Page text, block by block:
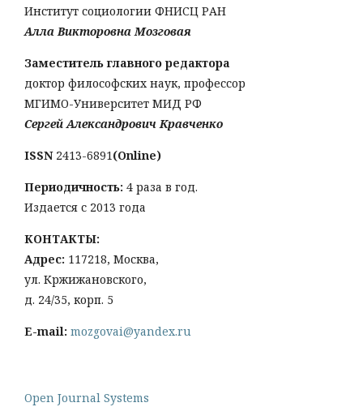
Институт социологии ФНИСЦ РАН
Алла Викторовна Мозговая
Заместитель главного редактора
доктор философских наук, профессор
МГИМО-Университет МИД РФ
Сергей Александрович Кравченко
ISSN 2413-6891(Online)
Периодичность: 4 раза в год.
Издается с 2013 года
КОНТАКТЫ:
Адрес: 117218, Москва,
ул. Кржижановского,
д. 24/35, корп. 5
E-mail: mozgovai@yandex.ru
Open Journal Systems